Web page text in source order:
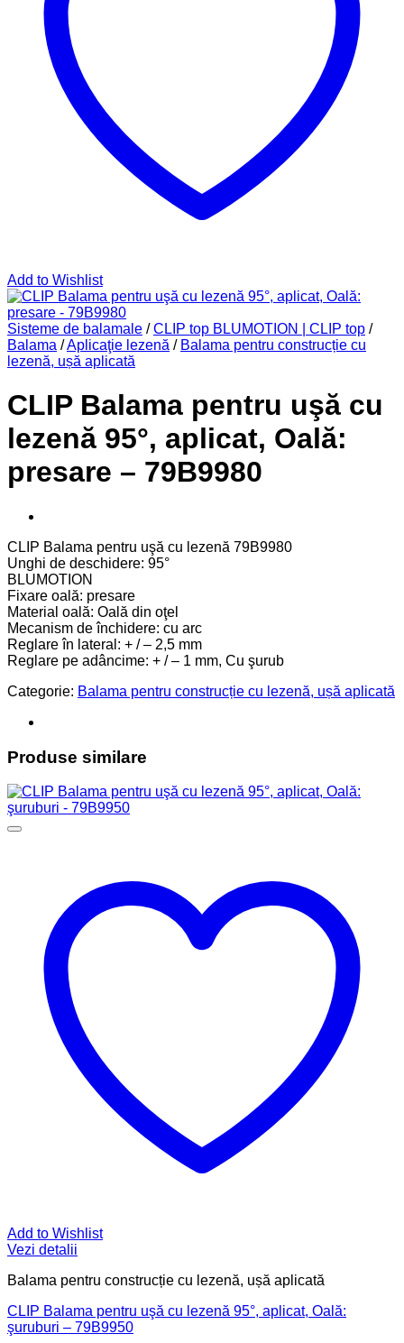
Add to Wishlist
Sisteme de balamale / CLIP top BLUMOTION | CLIP top /
Balama /Aplicaţie lezenă / Balama pentru construcție cu
lezenă, ușă aplicată
CLIP Balama pentru uşă cu
lezenă 95°, aplicat, Oală:
presare – 79B9980
CLIP Balama pentru uşă cu lezenă 79B9980
Unghi de deschidere: 95°
BLUMOTION
Fixare oală: presare
Material oală: Oală din oţel
Mecanism de închidere: cu arc
Reglare în lateral: + / – 2,5 mm
Reglare pe adâncime: + / – 1 mm, Cu şurub
Categorie: Balama pentru construcție cu lezenă, ușă aplicată
Produse similare
Add to Wishlist
Vezi detalii
Balama pentru construcție cu lezenă, ușă aplicată
CLIP Balama pentru uşă cu lezenă 95°, aplicat, Oală:
şuruburi – 79B9950